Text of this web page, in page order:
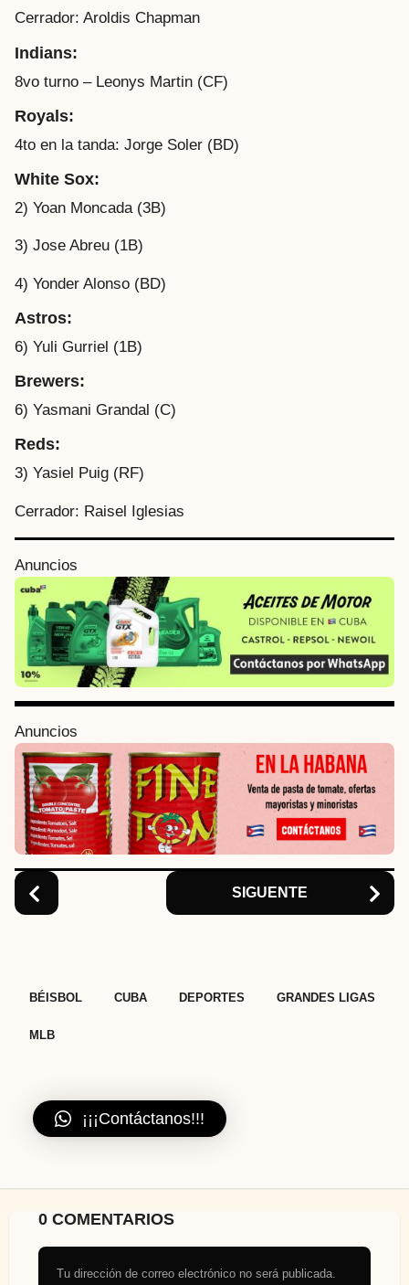
Cerrador: Aroldis Chapman
Indians:
8vo turno – Leonys Martin (CF)
Royals:
4to en la tanda: Jorge Soler (BD)
White Sox:
2) Yoan Moncada (3B)
3) Jose Abreu (1B)
4) Yonder Alonso (BD)
Astros:
6) Yuli Gurriel (1B)
Brewers:
6) Yasmani Grandal (C)
Reds:
3) Yasiel Puig (RF)
Cerrador: Raisel Iglesias
Anuncios
Anuncios
P
o
P
a
g
i
n
a
o
n
SIGUENTE
BÉISBOL CUBA DEPORTES GRANDES LIGAS
MLB
¡¡¡Contáctanos!!!
0 COMENTARIOS
Tu dirección de correo electrónico no será publicada.